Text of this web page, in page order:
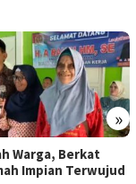
»
Haji Asal
Dunia